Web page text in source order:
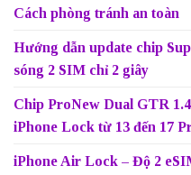
Cách phòng tránh an toàn
Hướng dẫn update chip
sóng 2 SIM chỉ 2 giây
Chip ProNew Dual GTR
iPhone Lock từ 13 đến 17
iPhone Air Lock – Độ 2